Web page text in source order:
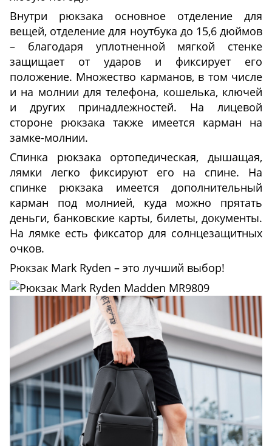
Внутри рюкзака основное отделение для
вещей, отделение для ноутбука до 15,6 дюймов
– благодаря уплотненной мягкой стенке
защищает от ударов и фиксирует его
положение. Множество карманов, в том числе
и на молнии для телефона, кошелька, ключей
и других принадлежностей. На лицевой
стороне рюкзака также имеется карман на
замке-молнии.
Спинка рюкзака ортопедическая, дышащая,
лямки легко фиксируют его на спине. На
спинке рюкзака имеется дополнительный
карман под молнией, куда можно прятать
деньги, банковские карты, билеты, документы.
На лямке есть фиксатор для солнцезащитных
очков.
Рюкзак Mark Ryden – это лучший выбор!